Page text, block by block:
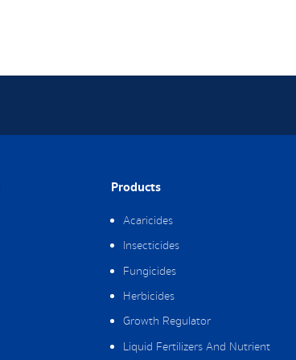
Products
Acaricides
Insecticides
Fungicides
Herbicides
Growth Regulator
Liquid Fertilizers And Nutrient